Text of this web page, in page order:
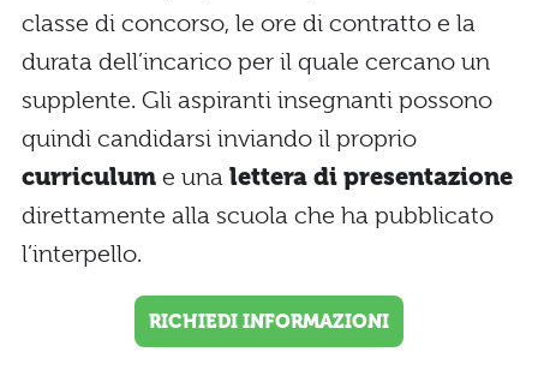
classe di concorso, le ore di contratto e la
durata dell’incarico per il quale cercano un
supplente. Gli aspiranti insegnanti possono
quindi candidarsi inviando il proprio
curriculum e una lettera di presentazione
direttamente alla scuola che ha pubblicato
l’interpello.
RICHIEDI INFORMAZIONI